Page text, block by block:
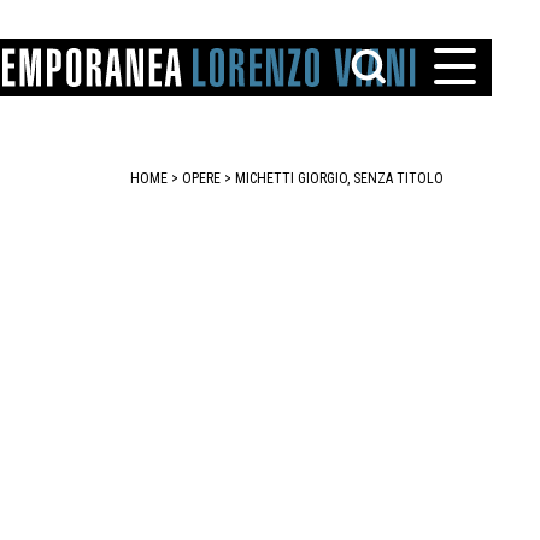
HOME > OPERE > MICHETTI GIORGIO, SENZA TITOLO